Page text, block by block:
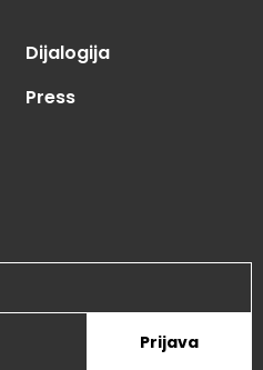
Dijalogija
Press
Prijava